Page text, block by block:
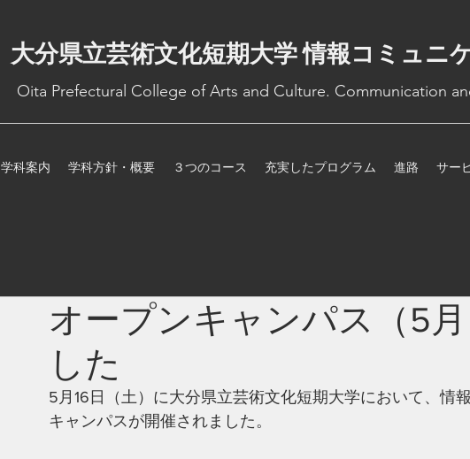
大分県立芸術文化短期大学 情報コミュニ
Oita Prefectural College of Arts and Culture. Communication
学科案内 学科方針・概要 ３つのコース 充実したプログラム 進路 サー
オープンキャンパス（5
した
5月16日（土）に大分県立芸術文化短期大学において、情
キャンパスが開催されました。